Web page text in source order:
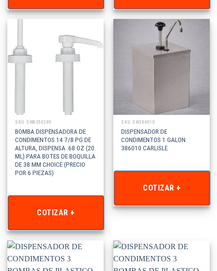
SKU: SW8350289
BOMBA DISPENSADORA DE
CONDIMENTOS 14 7/8 PG DE
ALTURA, DISPENSA .68 OZ (20
ML) PARA BOTES DE BOQUILLA
DE 38 MM CHOICE (PRECIO
POR 6 PIEZAS)
COTIZAR +
SKU: SW386010
DISPENSADOR DE
CONDIMENTOS 1 GALON
386010 CARLISLE
COTIZAR +